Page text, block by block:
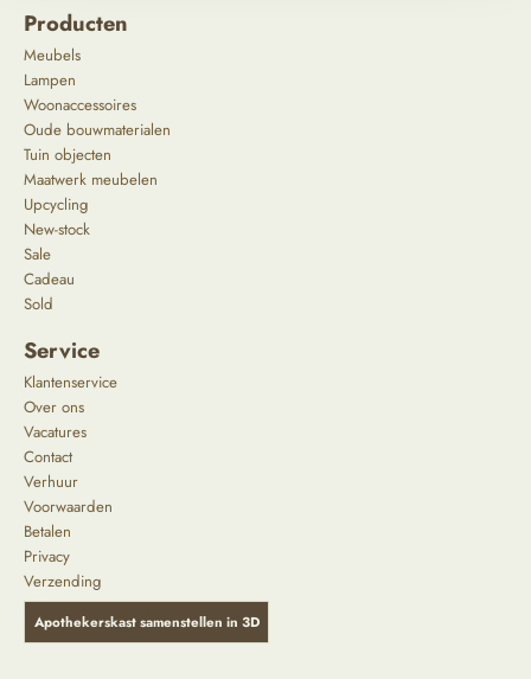
Producten
Meubels
Lampen
Woonaccessoires
Oude bouwmaterialen
Tuin objecten
Maatwerk meubelen
Upcycling
New-stock
Sale
Cadeau
Sold
Service
Klantenservice
Over ons
Vacatures
Contact
Verhuur
Voorwaarden
Betalen
Privacy
Verzending
Apothekerskast samenstellen in 3D